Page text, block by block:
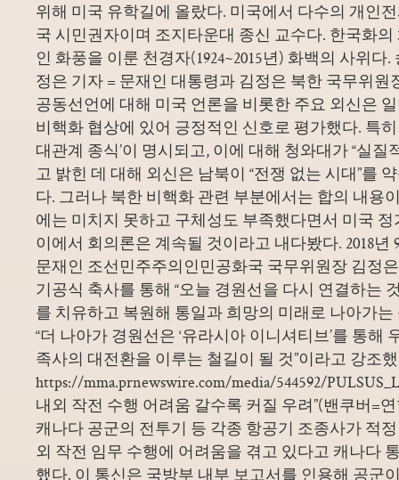
위해 미국 유학길에 올랐다. 미국에서 다수의 개인
국 시민권자이며 조지타운대 종신 교수다. 한국화
인 화풍을 이룬 천경자(1924~2015년) 화백의 사위다
정은 기자 = 문재인 대통령과 김정은 북한 국무위원
공동선언에 대해 미국 언론을 비롯한 주요 외신은
비핵화 협상에 있어 긍정적인 신호로 평가했다. 특
대관계 종식’이 명시되고, 이에 대해 청와대가 “실질
고 밝힌 데 대해 외신은 남북이 “전쟁 없는 시대”를
다. 그러나 북한 비핵화 관련 부분에서는 합의 내용
에는 미치지 못하고 구체성도 부족했다면서 미국
이에서 회의론은 계속될 것이라고 내다봤다. 2018년
문재인 조선민주주의인민공화국 국무위원장 김정
기공식 축사를 통해 “오늘 경원선을 다시 연결하는
를 치유하고 복원해 통일과 희망의 미래로 나아가는
“더 나아가 경원선은 ‘유라시아 이니셔티브’를 통해
족사의 대전환을 이루는 철길이 될 것”이라고 강조
https://mma.prnewswire.com/media/544592/
내외 작전 수행 어려움 갈수록 커질 우려”(밴쿠버=
캐나다 공군의 전투기 등 각종 항공기 조종사가 적
외 작전 임무 수행에 어려움을 겪고 있다고 캐나다
했다. 이 통신은 국방부 내부 보고서를 인용해 공군